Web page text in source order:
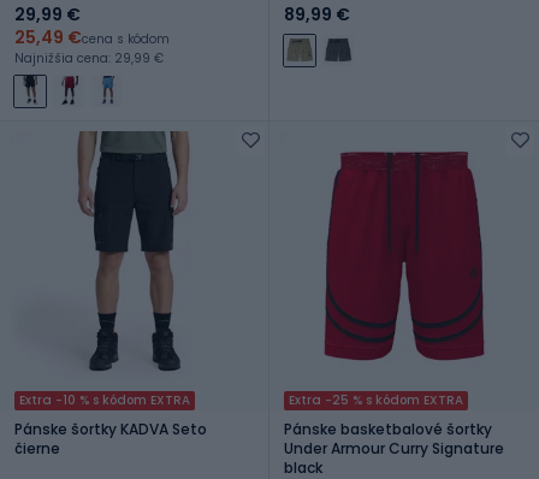
29,99 €
25,49 €cena s kódom
Najnižšia cena: 29,99 €
89,99 €
Extra -10 % s kódom EXTRA
Pánske šortky KADVA Seto
čierne
Extra -25 % s kódom EXTRA
Pánske basketbalové šortky
Under Armour Curry Signature
black